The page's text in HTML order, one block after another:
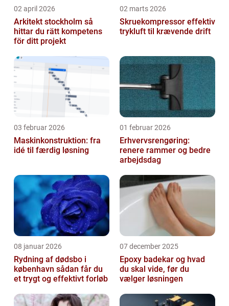
02 april 2026
Arkitekt stockholm så
hittar du rätt kompetens
för ditt projekt
02 marts 2026
Skruekompressor effektiv
trykluft til krævende drift
03 februar 2026
Maskinkonstruktion: fra
idé til færdig løsning
01 februar 2026
Erhvervsrengøring:
renere rammer og bedre
arbejdsdag
08 januar 2026
Rydning af dødsbo i
københavn sådan får du
et trygt og effektivt forløb
07 december 2025
Epoxy badekar og hvad
du skal vide, før du
vælger løsningen